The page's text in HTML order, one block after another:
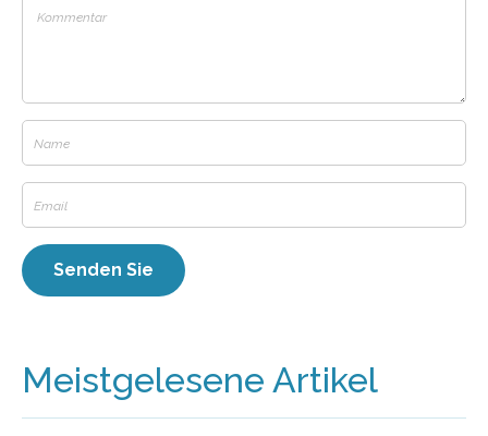
Meistgelesene Artikel